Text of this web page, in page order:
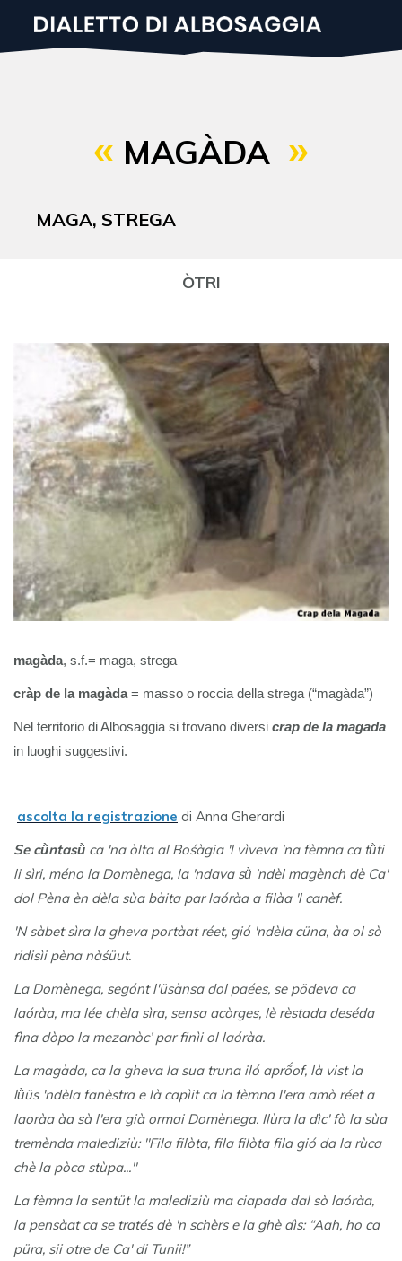
MAGÀDA
MAGA, STREGA
ÒTRI
magàda, s.f.= maga, strega
cràp de la magàda= masso o roccia della strega (“magàda”)
Nel territorio di Albosaggia si trovano diversi crap de la magada
in luoghi suggestivi.
ascolta la registrazione di Anna Gherardi
Se cǜntasǜ ca 'na òlta al Bośàgia 'l vìveva 'na fèmna ca tǜti
li sìri, méno la Domènega, la 'ndava sǜ 'ndèl magènch dè Ca'
dol Pèna èn dèla sùa bàita par laóràa a filàa 'l canèf.
'N sàbet sìra la gheva portàat réet, gió 'ndèla cüna, àa ol sò
ridisìi pèna nàśüut.
La Domènega, segónt l'üsànsa dol paées, se pödeva ca
laóràa, ma lée chèla sìra, sensa acòrges, lè rèstada deséda
fìna dòpo la mezanòc’ par finìi ol laóràa.
La magàda, ca la gheva la sua truna iló aprṍof, là vist la
lǜüs 'ndèla fanèstra e là capìit ca la fèmna l'era amò réet a
laoràa àa sà l'era già ormai Domènega. Ilùra la dìc' fò la sùa
tremènda malediziù: "Fila filòta, fila filòta fila gió da la rùca
chè la pòca stùpa..."
La fèmna la sentüt la malediziù ma ciapada dal sò laóràa,
la pensàat ca se tratés dè 'n schèrs e la ghè dìs: “Aah, ho ca
püra, sii otre de Ca' di Tunii!”